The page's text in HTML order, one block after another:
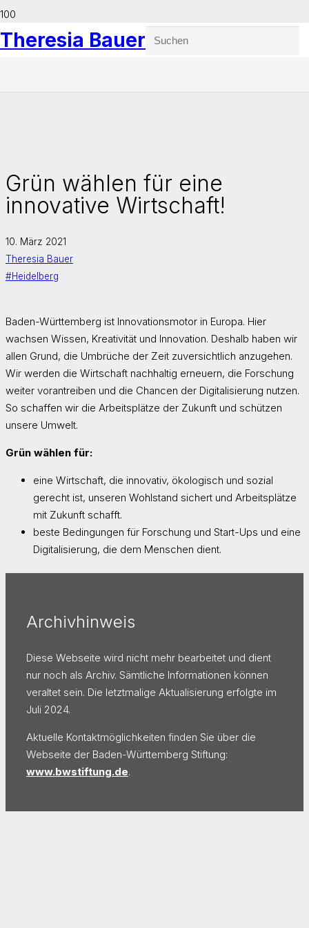
Theresia Bauer
Grün wählen für eine
innovative Wirtschaft!
10. März 2021
Theresia Bauer
#Heidelberg
Baden-Württemberg ist Innovationsmotor in Europa. Hier
wachsen Wissen, Kreativität und Innovation. Deshalb haben wir
allen Grund, die Umbrüche der Zeit zuversichtlich anzugehen.
Wir werden die Wirtschaft nachhaltig erneuern, die Forschung
weiter vorantreiben und die Chancen der Digitalisierung nutzen.
So schaffen wir die Arbeitsplätze der Zukunft und schützen
unsere Umwelt.
Grün wählen für:
eine Wirtschaft, die innovativ, ökologisch und sozial
gerecht ist, unseren Wohlstand sichert und Arbeitsplätze
mit Zukunft schafft.
beste Bedingungen für Forschung und Start-Ups und eine
Digitalisierung, die dem Menschen dient.
Archivhinweis
Diese Webseite wird nicht mehr bearbeitet und dient
nur noch als Archiv. Sämtliche Informationen können
veraltet sein. Die letztmalige Aktualisierung erfolgte im
Juli 2024.
Aktuelle Kontaktmöglichkeiten finden Sie über die
Webseite der Baden-Württemberg Stiftung:
www.bwstiftung.de.